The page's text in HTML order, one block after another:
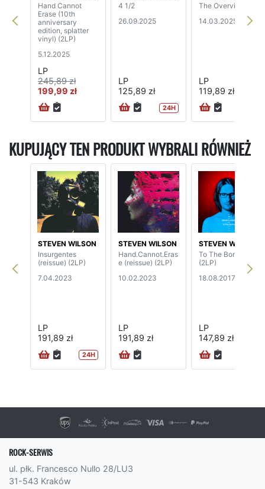
Hand Cannot
Erase (10th
anniversary
edition, splatter
vinyl) (2LP)
5.12.2025
LP
245,89 zł
199,99 zł
4 1/2
26.09.2025
LP
125,89 zł
24H
The Overview
14.03.2025
LP
119,89 zł
KUPUJĄCY TEN PRODUKT WYBRALI RÓWNIEŻ
STEVEN WILSON
Insurgentes
(reissue) (2LP)
7.04.2023
LP
191,89 zł
24H
STEVEN WILSON
Hand.Cannot.Eras
e (reissue) (2LP)
10.02.2023
LP
191,89 zł
STEVEN WILSON
To The Bone
(2LP)
18.08.2017
LP
147,89 zł
ROCK-SERWIS
ul. płk. Francesco Nullo 28/LU3
31-543 Kraków